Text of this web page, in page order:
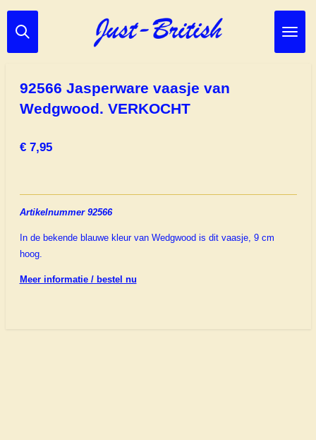
Ga
direct
92566 Jasperware vaasje van
Wedgwood. VERKOCHT
€ 7,95
Artikelnummer 92566
In de bekende blauwe kleur van Wedgwood is dit vaasje, 9 cm
hoog.
Meer informatie / bestel nu